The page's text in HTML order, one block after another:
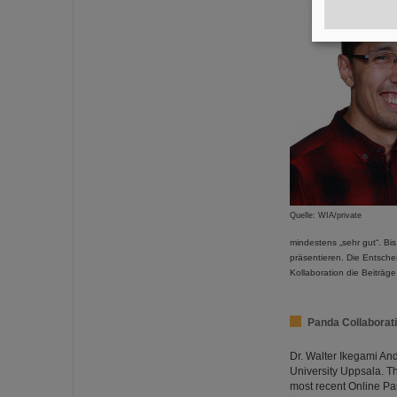
Quelle: WIA/private
mindestens „sehr gut“.
präsentieren. Die
Kollaboration die
Panda
Dr. Walter Ikegami
University Uppsala.
most recent Online